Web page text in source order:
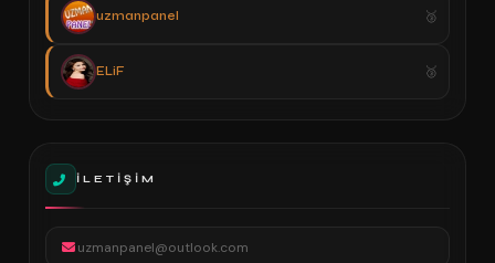
uzmanpanel
ELiF
İLETIŞIM
uzmanpanel@outlook.com